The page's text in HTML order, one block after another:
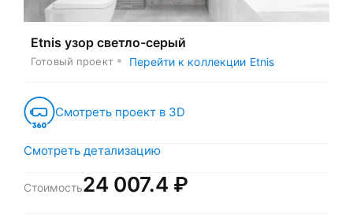
Etnis узор светло-серый
Готовый проект Перейти к коллекции Etnis
Стоимость24 007.4 ₽
Смотреть детализацию
Смотреть проект в 3D